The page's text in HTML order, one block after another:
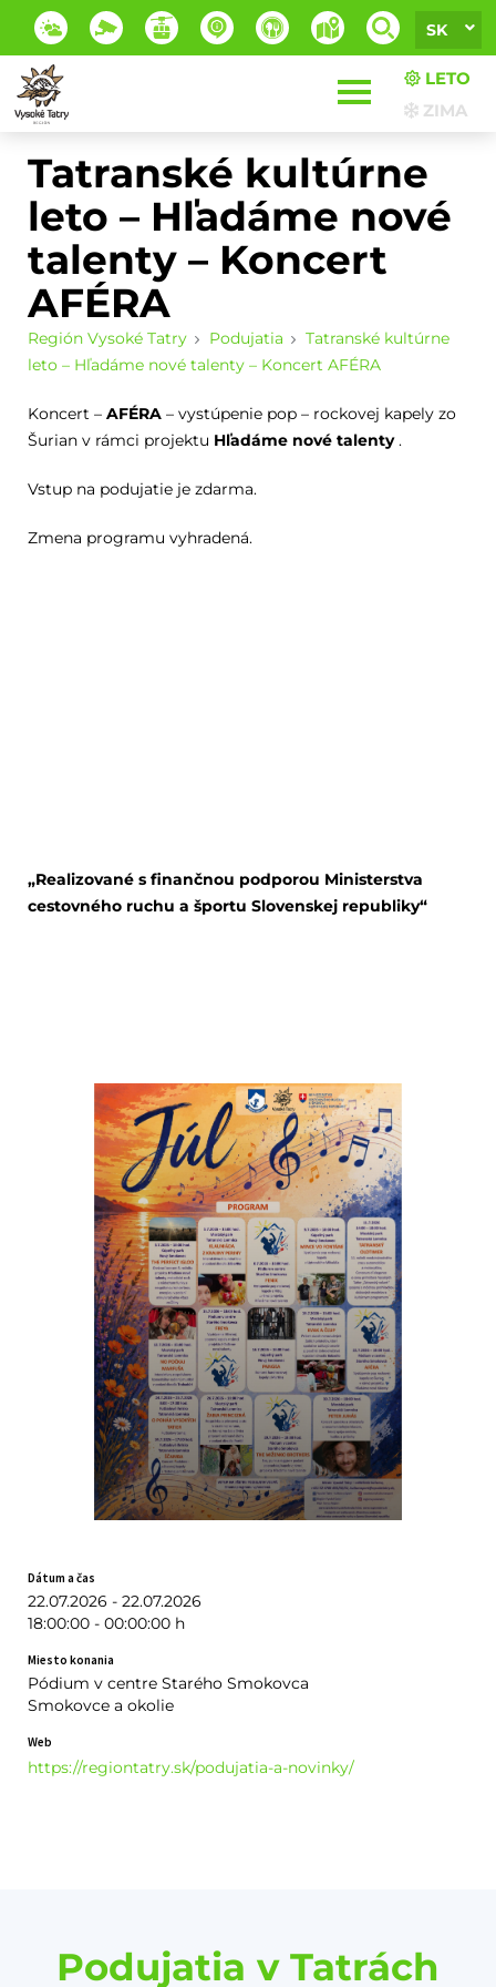
SK
LETO
ZIMA
Tatranské kultúrne
leto – Hľadáme nové
talenty – Koncert
AFÉRA
Región Vysoké Tatry Podujatia
Tatranské kultúrne
leto – Hľadáme nové talenty – Koncert AFÉRA
Koncert – AFÉRA – vystúpenie pop – rockovej kapely zo
Šurian v rámci projektu Hľadáme nové talenty.
Vstup na podujatie je zdarma.
Zmena programu vyhradená.
„Realizované s finančnou podporou Ministerstva
cestovného ruchu a športu Slovenskej republiky“
Dátum a čas
22.07.2026 - 22.07.2026
18:00:00 - 00:00:00 h
Miesto konania
Pódium v centre Starého Smokovca
Smokovce a okolie
Web
https://regiontatry.sk/podujatia-a-novinky/
Podujatia v Tatrách